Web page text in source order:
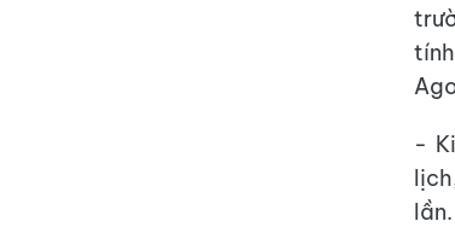
-
lần.